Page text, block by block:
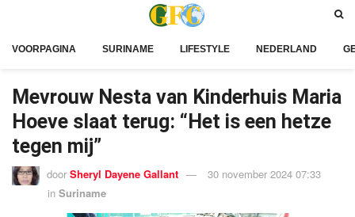
VOORPAGINA SURINAME LIFESTYLE NEDERLAND
Mevrouw Nesta van Kinderhuis Maria
Hoeve slaat terug: “Het is een hetze
tegen mij”
door Sheryl Dayene Gallant
30 november 2024 07:33
in Suriname